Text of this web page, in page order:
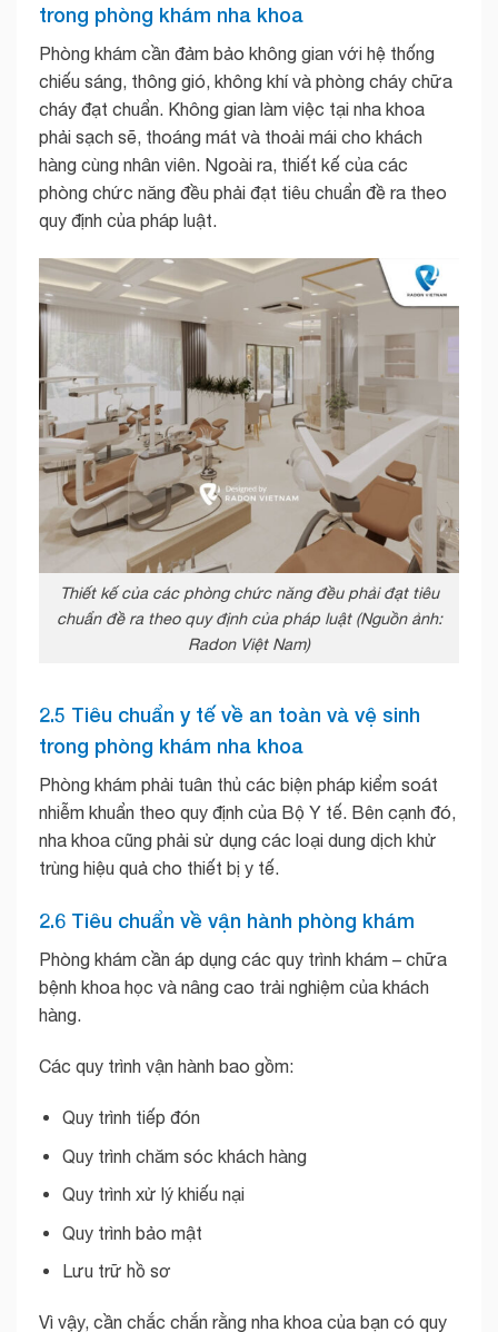
trong phòng khám nha khoa
Phòng khám cần đảm bảo không gian với hệ thống
chiếu sáng, thông gió, không khí và phòng cháy chữa
cháy đạt chuẩn. Không gian làm việc tại nha khoa
phải sạch sẽ, thoáng mát và thoải mái cho khách
hàng cùng nhân viên. Ngoài ra, thiết kế của các
phòng chức năng đều phải đạt tiêu chuẩn đề ra theo
quy định của pháp luật.
Thiết kế của các phòng chức năng đều phải đạt tiêu
chuẩn đề ra theo quy định của pháp luật (Nguồn ảnh:
Radon Việt Nam)
2.5 Tiêu chuẩn y tế về an toàn và vệ sinh
trong phòng khám nha khoa
Phòng khám phải tuân thủ các biện pháp kiểm soát
nhiễm khuẩn theo quy định của Bộ Y tế. Bên cạnh đó,
nha khoa cũng phải sử dụng các loại dung dịch khử
trùng hiệu quả cho thiết bị y tế.
2.6 Tiêu chuẩn về vận hành phòng khám
Phòng khám cần áp dụng các quy trình khám – chữa
bệnh khoa học và nâng cao trải nghiệm của khách
hàng.
Các quy trình vận hành bao gồm:
Quy trình tiếp đón
Quy trình chăm sóc khách hàng
Quy trình xử lý khiếu nại
Quy trình bảo mật
Lưu trữ hồ sơ
Vì vậy, cần chắc chắn rằng nha khoa của bạn có quy